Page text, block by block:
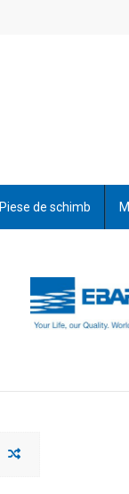
Piese de schimb